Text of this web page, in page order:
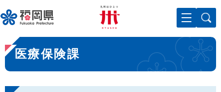
ー
ジ
先
頭
で
。
メニューを飛ばして本文へ
本
文
医療保険課